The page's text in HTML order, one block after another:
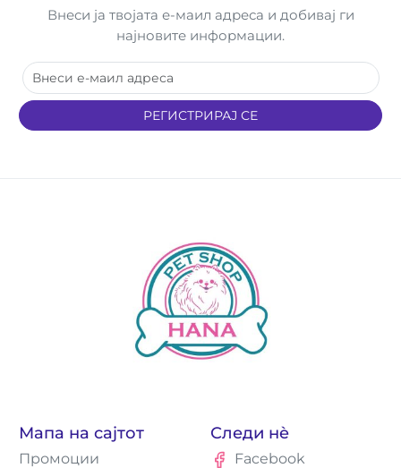
Внеси ја твојата е-маил адреса и добивај ги
најновите информации.
РЕГИСТРИРАЈ СЕ
Мапа на сајтот
Промоции
Следи нè
Facebook